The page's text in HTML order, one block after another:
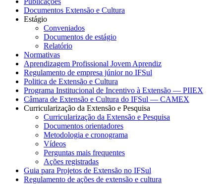
Documentos Extensão e Cultura
Estágio
Conveniados
Documentos de estágio
Relatório
Normativas
Aprendizagem Profissional Jovem Aprendiz
Regulamento de empresa júnior no IFSul
Politica de Extensão e Cultura
Programa Institucional de Incentivo à Extensão — PIIEX
Câmara de Extensão e Cultura do IFSul — CAMEX
Curricularização da Extensão e Pesquisa
Curricularização da Extensão e Pesquisa
Documentos orientadores
Metodologia e cronograma
Vídeos
Perguntas mais frequentes
Ações registradas
Guia para Projetos de Extensão no IFSul
Regulamento de ações de extensão e cultura